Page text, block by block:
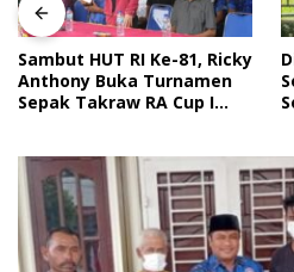
Sambut HUT RI Ke-81, Ricky
Anthony Buka Turnamen
Sepak Takraw RA Cup I